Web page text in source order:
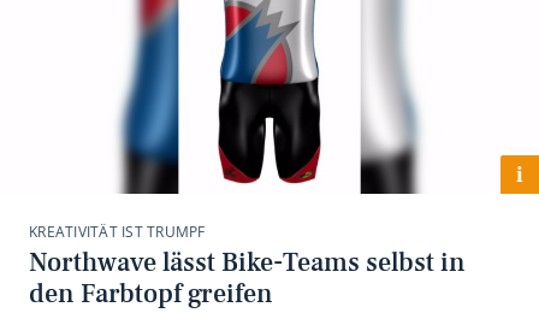
i
KREATIVITÄT IST TRUMPF
Northwave lässt Bike-Teams selbst in
den Farbtopf greifen